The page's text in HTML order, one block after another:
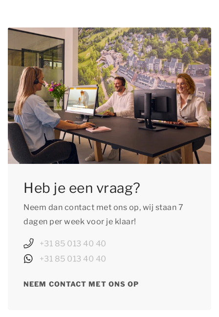
van jouw voorkeur. Daarnaast kun je extra lang
genieten van de voorpret als je je verblijf tijdig
boekt.
accommodaties zijn honden toegestaan. Bij elk
accommodatietype staat aangegeven of
huisdieren in dat accommodatietype welkom
zijn. Je kunt maximaal 2 huisdieren per
accommodatie bijboeken en er geldt een
toeslag per huisdier.
Heb je een vraag?
Neem dan contact met ons op, wij staan 7
dagen per week voor je klaar!
+31 85 013 40 40
+31 85 013 40 40
NEEM CONTACT MET ONS OP